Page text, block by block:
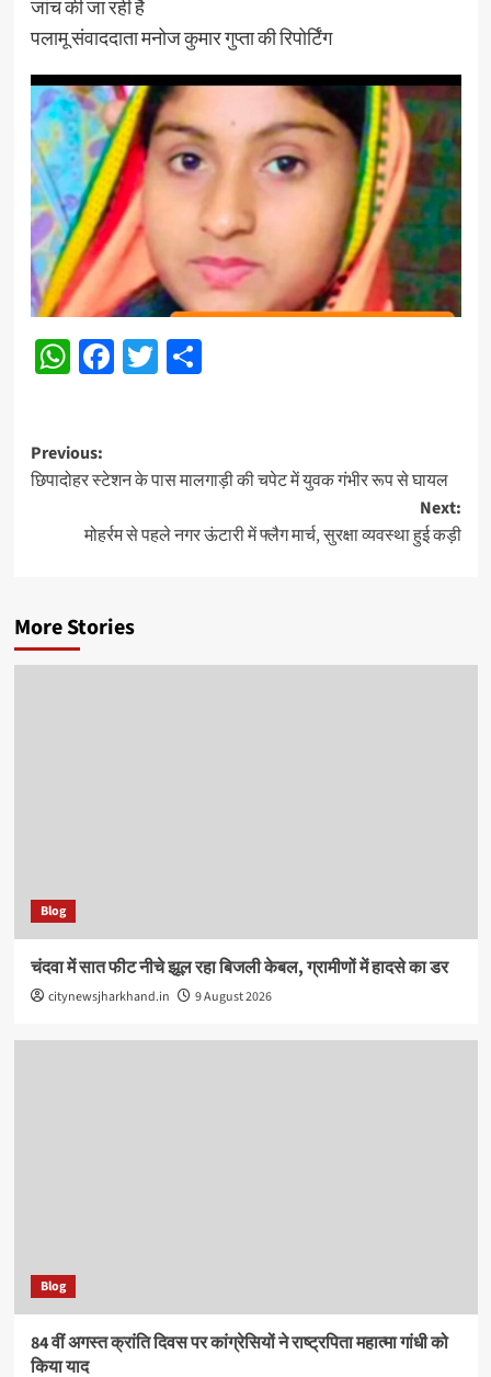
जांच की जा रही है
पलामू संवाददाता मनोज कुमार गुप्ता की रिपोर्टिंग
WhatsApp
Facebook
Twitter
Share
Post
navigation
Previous:
छिपादोहर स्टेशन के पास मालगाड़ी की चपेट में युवक गंभीर रूप से घायल
Next:
मोहर्रम से पहले नगर ऊंटारी में फ्लैग मार्च, सुरक्षा व्यवस्था हुई कड़ी
More Stories
Blog
चंदवा में सात फीट नीचे झूल रहा बिजली केबल, ग्रामीणों में हादसे का डर
citynewsjharkhand.in 9 August 2026
Blog
84 वीं अगस्त क्रांति दिवस पर कांग्रेसियों ने राष्ट्रपिता महात्मा गांधी को
किया याद